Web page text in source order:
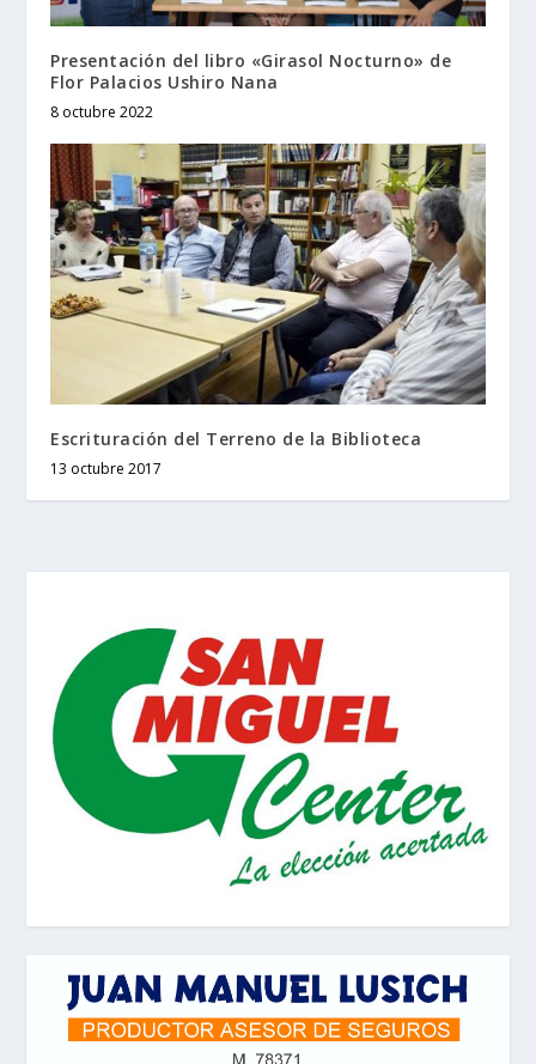
Presentación del libro «Girasol Nocturno» de
Flor Palacios Ushiro Nana
8 octubre 2022
Escrituración del Terreno de la Biblioteca
13 octubre 2017